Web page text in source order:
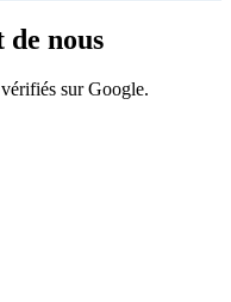
de nous
sur Google.